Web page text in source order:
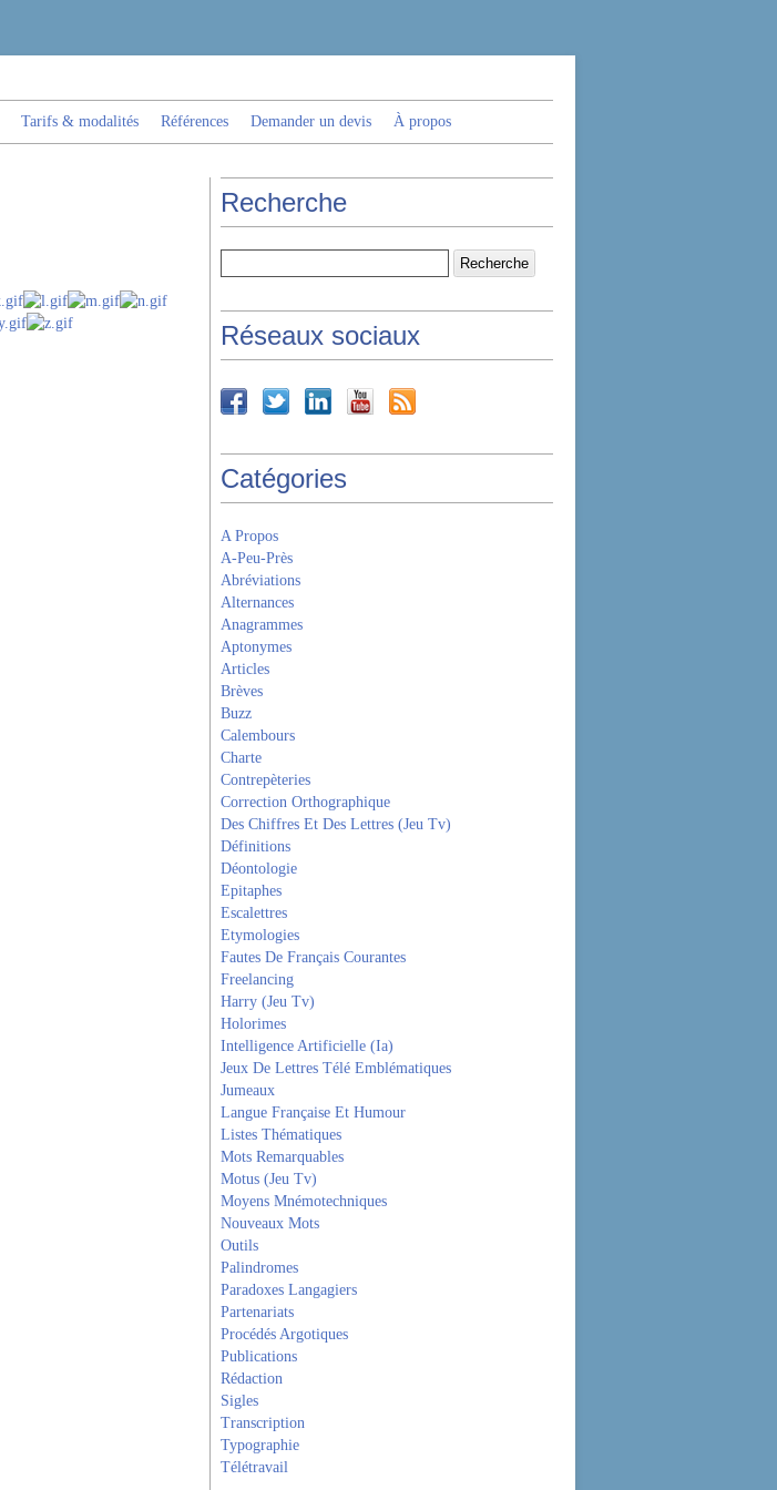
Tarifs & modalités Références Demander un devis À propos
Recherche
Réseaux sociaux
Catégories
A Propos
A-Peu-Près
Abréviations
Alternances
Anagrammes
Aptonymes
Articles
Brèves
Buzz
Calembours
Charte
Contrepèteries
Correction Orthographique
Des Chiffres Et Des Lettres (Jeu Tv)
Définitions
Déontologie
Epitaphes
Escalettres
Etymologies
Fautes De Français Courantes
Freelancing
Harry (Jeu Tv)
Holorimes
Intelligence Artificielle (Ia)
Jeux De Lettres Télé Emblématiques
Jumeaux
Langue Française Et Humour
Listes Thématiques
Mots Remarquables
Motus (Jeu Tv)
Moyens Mnémotechniques
Nouveaux Mots
Outils
Palindromes
Paradoxes Langagiers
Partenariats
Procédés Argotiques
Publications
Rédaction
Sigles
Transcription
Typographie
Télétravail